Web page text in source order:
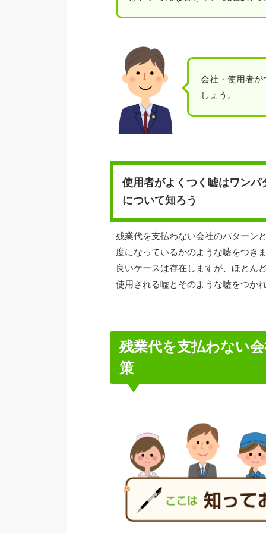
会社・使用者
しょう。
使用者がよくつく嘘はワン
について知ろう
残業代を支払わない会社のパターン
度になっているかのような嘘をつき
良いケースは存在しますが、ほとん
使用される嘘とそのような嘘をつか
残業代を支払わない
策